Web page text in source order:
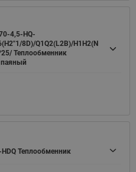
4,5-HQ-
8D)/Q1Q2(L2B)/H1H2(N
Теплообменник
Теплообменник